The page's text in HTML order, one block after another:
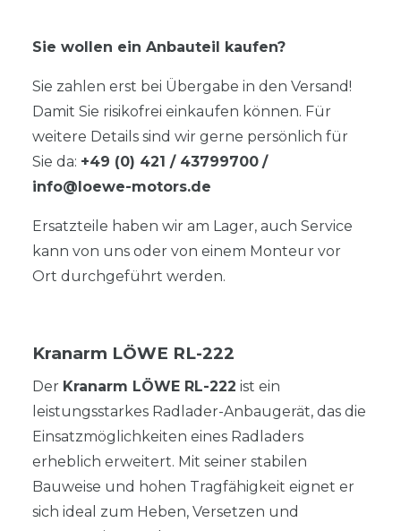
Sie wollen ein Anbauteil kaufen?
Sie zahlen erst bei Übergabe in den Versand!
Damit Sie risikofrei einkaufen können. Für
weitere Details sind wir gerne persönlich für
Sie da: +49 (0) 421 / 43799700 /
info@loewe-motors.de
Ersatzteile haben wir am Lager, auch Service
kann von uns oder von einem Monteur vor
Ort durchgeführt werden.
Kranarm LÖWE RL-222
Der Kranarm LÖWE RL-222 ist ein
leistungsstarkes Radlader-Anbaugerät, das die
Einsatzmöglichkeiten eines Radladers
erheblich erweitert. Mit seiner stabilen
Bauweise und hohen Tragfähigkeit eignet er
sich ideal zum Heben, Versetzen und